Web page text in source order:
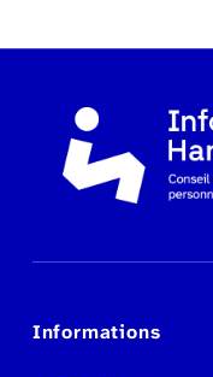
Informations